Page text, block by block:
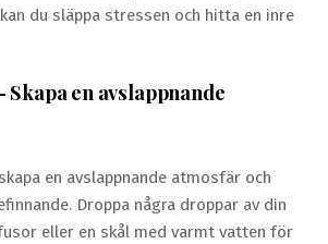
du släppa stressen och hitta en inre
en avslappnande
en avslappnande atmosfär och
Droppa några droppar av din
eller en skål med varmt vatten för